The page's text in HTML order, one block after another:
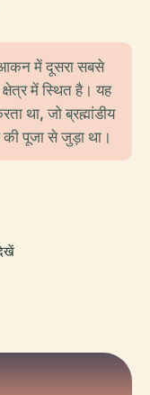
में दूसरा सबसे
क्षेत्र में स्थित है। यह
था, जो ब्रह्मांडीय
पूजा से जुड़ा था।